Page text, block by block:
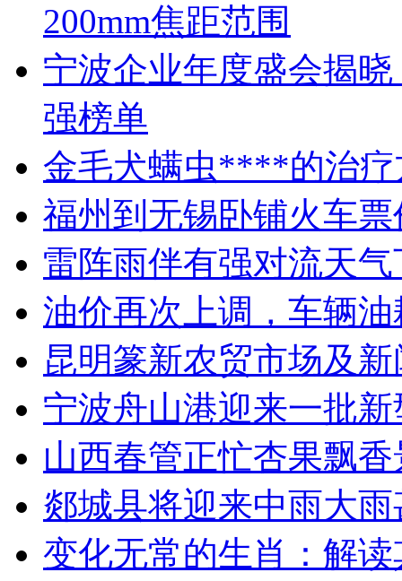
200mm焦距范围
宁波企业年度盛会揭
强榜单
金毛犬螨虫****的治疗
福州到无锡卧铺火车
雷阵雨伴有强对流天
油价再次上调，车辆
昆明篆新农贸市场及
宁波舟山港迎来一批
山西春管正忙杏果飘
郯城县将迎来中雨大
变化无常的生肖：解